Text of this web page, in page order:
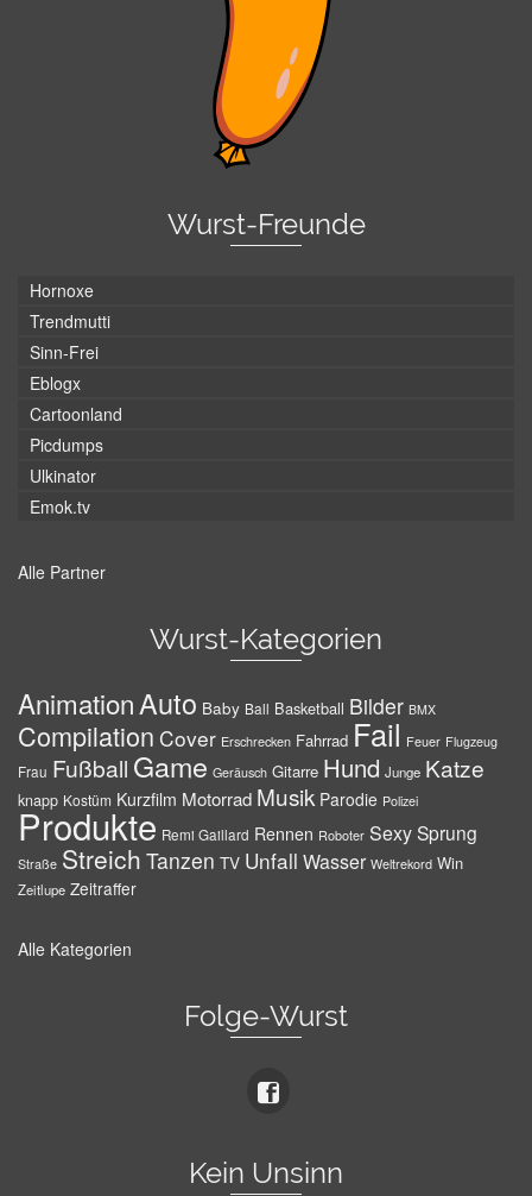
Wurst-Freunde
Hornoxe
Trendmutti
Sinn-Frei
Eblogx
Cartoonland
Picdumps
Ulkinator
Emok.tv
Alle Partner
Wurst-Kategorien
AnimationAuto Baby Ball Basketball Bilder BMX
Compilation Cover Erschrecken Fahrrad Fail Feuer Flugzeug
Frau Fußball Game Geräusch Gitarre Hund Junge Katze
knapp Kostüm Kurzfilm Motorrad Musik Parodie Polizei
Produkte Remi Gaillard Rennen Roboter SexySprung
Straße Streich Tanzen TV Unfall Wasser Weltrekord Win
Zeitlupe Zeitraffer
Alle Kategorien
Folge-Wurst
Kein Unsinn